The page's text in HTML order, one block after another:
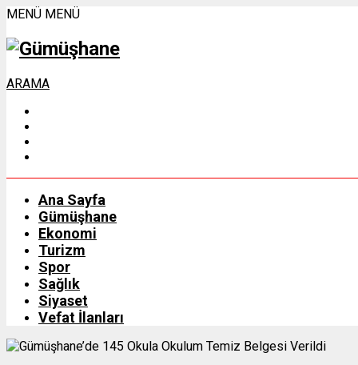
MENÜ MENÜ
ARAMA
Ana Sayfa
Gümüşhane
Ekonomi
Turizm
Spor
Sağlık
Siyaset
Vefat İlanları